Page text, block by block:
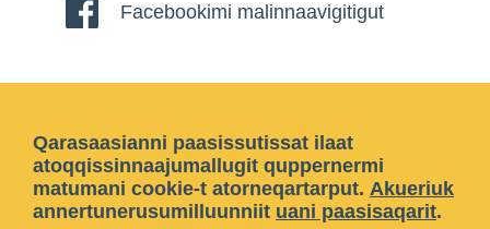
Facebookimi malinnaavigitigut
Qarasaasianni paasissutissat ilaat
atoqqissinnaajumallugit quppernermi
matumani cookie-t atorneqartarput. Akueriuk
annertunerusumilluunniit uani paasisaqarit.